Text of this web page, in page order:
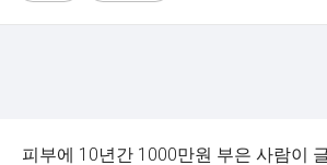
피부에 10년간 1000만원 부은 사람이